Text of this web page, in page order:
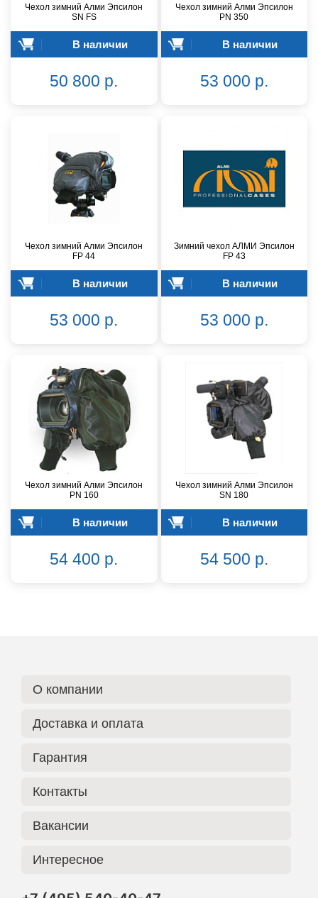
Чехол зимний Алми Эпсилон
SN FS
В наличии
50 800 р.
Чехол зимний Алми Эпсилон
PN 350
В наличии
53 000 р.
Чехол зимний Алми Эпсилон
FР 44
В наличии
53 000 р.
Зимний чехол АЛМИ Эпсилон
FР 43
В наличии
53 000 р.
Чехол зимний Алми Эпсилон
PN 160
В наличии
54 400 р.
Чехол зимний Алми Эпсилон
SN 180
В наличии
54 500 р.
О компании
Доставка и оплата
Гарантия
Контакты
Вакансии
Интересное